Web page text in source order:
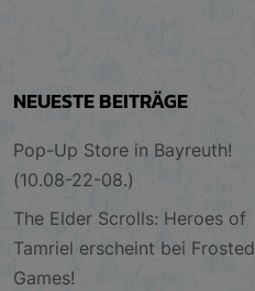
NEUESTE BEITRÄGE
Pop-Up Store in Bayreuth!
(10.08-22-08.)
The Elder Scrolls: Heroes of
Tamriel erscheint bei Frosted
Games!